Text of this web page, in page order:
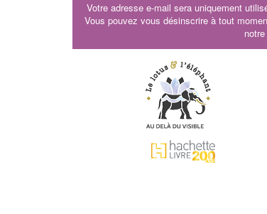
Votre adresse e-mail sera uniquement
Vous pouvez vous désinscrire à tout
notre